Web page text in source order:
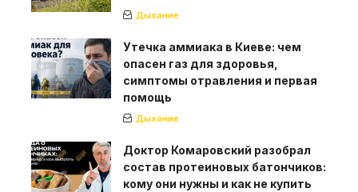
Дыхание
Утечка аммиака в Киеве: чем
опасен газ для здоровья,
симптомы отравления и первая
помощь
Дыхание
Доктор Комаровский разобрал
состав протеиновых батончиков:
кому они нужны и как не купить